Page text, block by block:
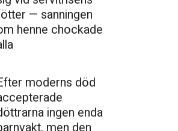
— sanningen
henne chockade
moderns död
ingen enda
men den